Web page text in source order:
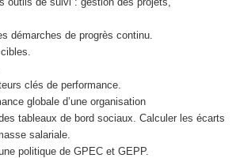
démarches de progrès continu.
clés de performance.
globale d’une organisation
tableaux de bord sociaux. Calculer les écarts
salariale.
politique de GPEC et GEPP.